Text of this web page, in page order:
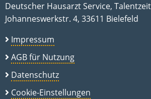
Deutscher Hausarzt Service,
Johanneswerkstr. 4, 33611 Bielefeld
Impressum
AGB für Nutzung
Datenschutz
Cookie-Einstellungen